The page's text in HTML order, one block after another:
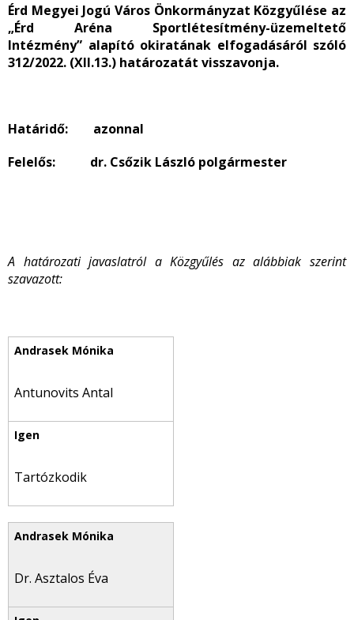
Érd Megyei Jogú Város Önkormányzat Közgyűlése az
„Érd Aréna Sportlétesítmény-üzemeltető
Intézmény” alapító okiratának elfogadásáról szóló
312/2022. (XII.13.) határozatát visszavonja.
Határidő: azonnal
Felelős: dr. Csőzik László polgármester
A határozati javaslatról a Közgyűlés az alábbiak szerint
szavazott:
Antunovits Antal
Tartózkodik
Dr. Asztalos Éva